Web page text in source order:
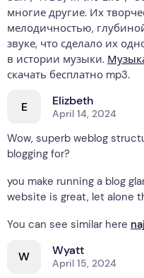
многие другие. Их
мелодичностью,
звуке, что сделало их
в истории музыки.
скачать бесплатно mp3.
E Elizbeth
April 14, 2024
Wow, superb weblog
blogging for?
you make running a blog
website is great, let alone
You can see similar here
W Wyatt
April 15, 2024